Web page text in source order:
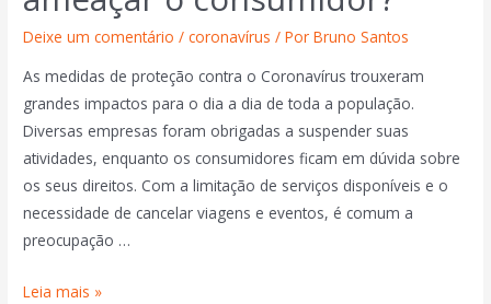
Deixe um comentário /coronavírus / PorBruno Santos
As medidas de proteção contra o Coronavírus trouxeram
grandes impactos para o dia a dia de toda a população.
Diversas empresas foram obrigadas a suspender suas
atividades, enquanto os consumidores ficam em dúvida sobre
os seus direitos. Com a limitação de serviços disponíveis e o
necessidade de cancelar viagens e eventos, é comum a
preocupação …
Leia mais »